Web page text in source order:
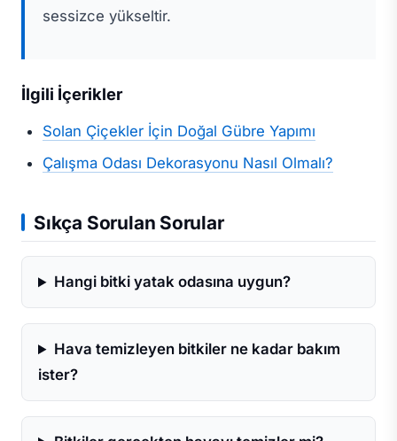
sessizce yükseltir.
İlgili İçerikler
Solan Çiçekler İçin Doğal Gübre Yapımı
Çalışma Odası Dekorasyonu Nasıl Olmalı?
Sıkça Sorulan Sorular
Hangi bitki yatak odasına uygun?
Hava temizleyen bitkiler ne kadar bakım
ister?